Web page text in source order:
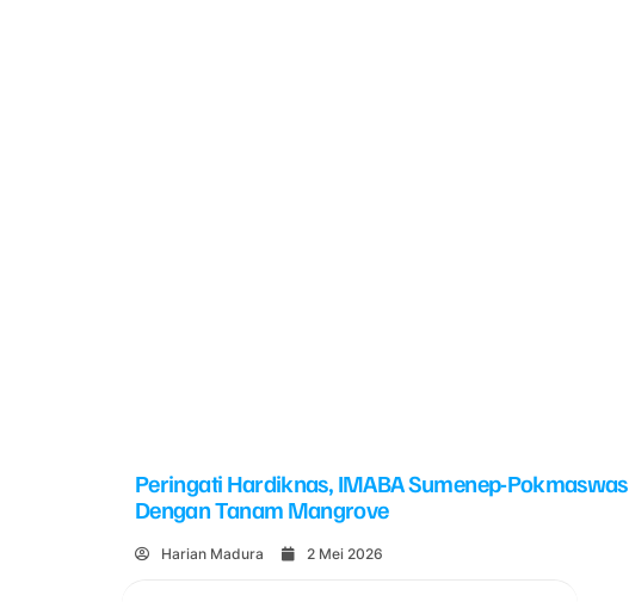
Peringati Hardiknas, IMABA Sumenep-
Dengan Tanam Mangrove
Harian Madura 2 Mei 2026